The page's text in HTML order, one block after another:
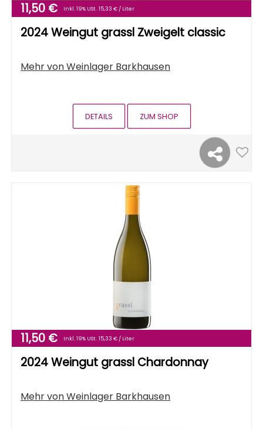
11,50 € Inkl. 19% USt. 15,33 € / Liter
2024 Weingut grassl Zweigelt classic
Mehr vonWeinlager Barkhausen
DETAILS ZUM SHOP
11,50 € Inkl. 19% USt. 15,33 € / Liter
2024 Weingut grassl Chardonnay
Mehr vonWeinlager Barkhausen